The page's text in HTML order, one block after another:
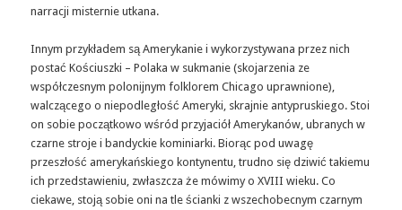
narracji misternie utkana.
Innym przykładem są Amerykanie i wykorzystywana przez nich
postać Kościuszki – Polaka w sukmanie (skojarzenia ze
współczesnym polonijnym folklorem Chicago uprawnione),
walczącego o niepodległość Ameryki, skrajnie antypruskiego. Stoi
on sobie początkowo wśród przyjaciół Amerykanów, ubranych w
czarne stroje i bandyckie kominiarki. Biorąc pod uwagę
przeszłość amerykańskiego kontynentu, trudno się dziwić takiemu
ich przedstawieniu, zwłaszcza że mówimy o XVIII wieku. Co
ciekawe, stoją sobie oni na tle ścianki z wszechobecnym czarnym